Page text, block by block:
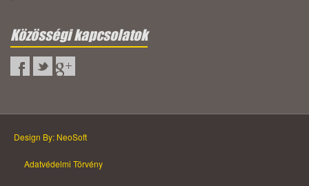
Közösségi kapcsolatok
Design By: NeoSoft
Adatvédelmi Törvény